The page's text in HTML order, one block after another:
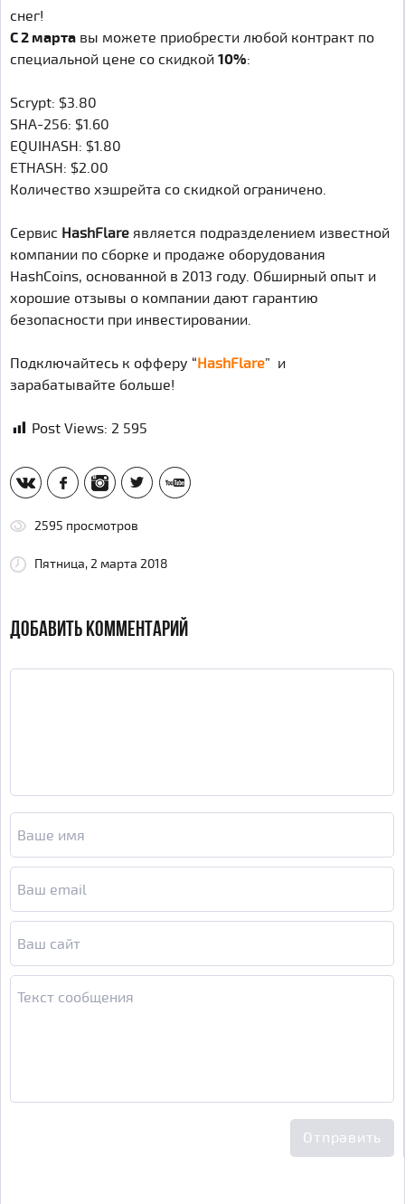
снег!
С 2 марта вы можете приобрести любой контракт по
специальной цене со скидкой 10%:
Scrypt: $3.80
SHA-256: $1.60
EQUIHASH: $1.80
ETHASH: $2.00
Количество хэшрейта со скидкой ограничено.
Сервис HashFlare является подразделением известной
компании по сборке и продаже оборудования
HashCoins, основанной в 2013 году. Обширный опыт и
хорошие отзывы о компании дают гарантию
безопасности при инвестировании.
Подключайтесь к офферу “HashFlare” и
зарабатывайте больше!
Post Views: 2 595
vk fb inst tw yt
2595 просмотров
Пятница, 2 марта 2018
ДОБАВИТЬ КОММЕНТАРИЙ